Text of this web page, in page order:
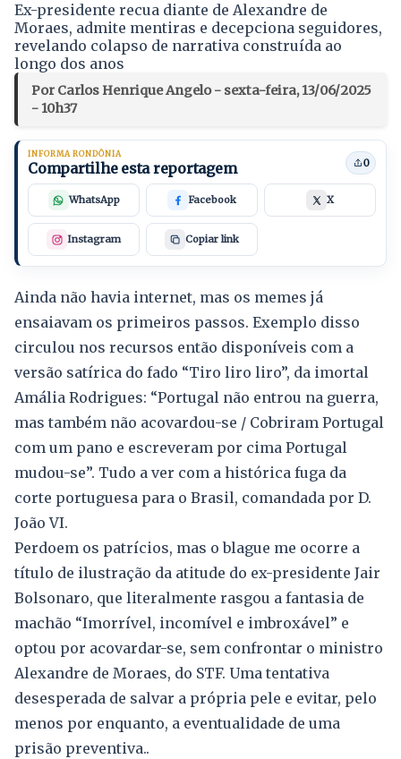
Ex-presidente recua diante de Alexandre de
Moraes, admite mentiras e decepciona seguidores,
revelando colapso de narrativa construída ao
longo dos anos
Por Carlos Henrique Angelo - sexta-feira, 13/06/2025
- 10h37
INFORMA RONDÔNIA
Compartilhe esta reportagem 0
WhatsApp Facebook X
Instagram Copiar link
Ainda não havia internet, mas os memes já
ensaiavam os primeiros passos. Exemplo disso
circulou nos recursos então disponíveis com a
versão satírica do fado “Tiro liro liro”, da imortal
Amália Rodrigues: “Portugal não entrou na guerra,
mas também não acovardou-se / Cobriram Portugal
com um pano e escreveram por cima Portugal
mudou-se”. Tudo a ver com a histórica fuga da
corte portuguesa para o Brasil, comandada por D.
João VI.
Perdoem os patrícios, mas o blague me ocorre a
título de ilustração da atitude do ex-presidente Jair
Bolsonaro, que literalmente rasgou a fantasia de
machão “Imorrível, incomível e imbroxável” e
optou por acovardar-se, sem confrontar o ministro
Alexandre de Moraes, do STF. Uma tentativa
desesperada de salvar a própria pele e evitar, pelo
menos por enquanto, a eventualidade de uma
prisão preventiva..